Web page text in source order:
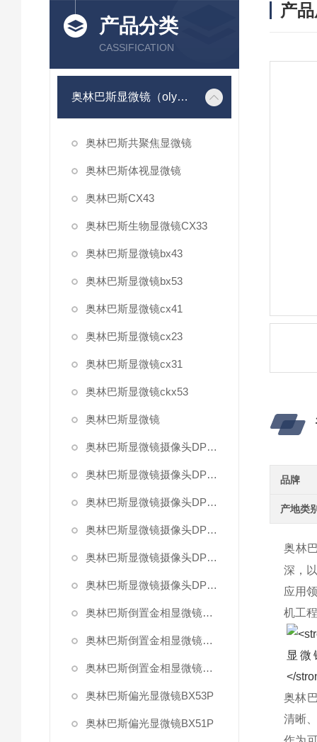
产品分类
CASSIFICATION
奥林巴斯显微镜（olympus）
奥林巴斯共聚焦显微镜
奥林巴斯体视显微镜
奥林巴斯CX43
奥林巴斯生物显微镜CX33
奥林巴斯显微镜bx43
奥林巴斯显微镜bx53
奥林巴斯显微镜cx41
奥林巴斯显微镜cx23
奥林巴斯显微镜cx31
奥林巴斯显微镜ckx53
奥林巴斯显微镜
奥林巴斯显微镜摄像头DP27
奥林巴斯显微镜摄像头DP22
奥林巴斯显微镜摄像头DP80
奥林巴斯显微镜摄像头DP73
奥林巴斯显微镜摄像头DP26
奥林巴斯显微镜摄像头DP21
奥林巴斯倒置金相显微镜GX71
奥林巴斯倒置金相显微镜GX51
奥林巴斯倒置金相显微镜GX41
奥林巴斯偏光显微镜BX53P
奥林巴斯偏光显微镜BX51P
产
品牌
产地类
奥林
深，
应用
机工
奥林
清晰